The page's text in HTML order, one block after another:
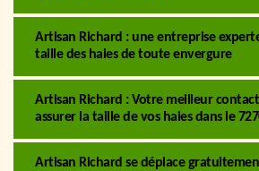
Artisan Richard : une entreprise
taille des haies de toute envergure
Artisan Richard : Votre meilleur
assurer la taille de vos haies dans le
Artisan Richard se déplace